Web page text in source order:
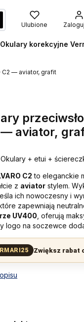
Ulubione
Okulary korekcyjne
C2 — aviator, grafit
— aviator,
Okulary + etui +
C2 to eleganckie
z aviator stylem.
ich nowoczesny i
które zapewniają
UV400 , oferują
logo na soczewce
Zwiększ rabat